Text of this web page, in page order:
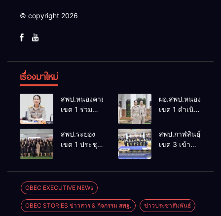
© copyright 2026
เรื่องมาใหม่
สพป.หนองคาย
เขต 1 ร่วม
กรรมการส่ง
เสริม
สวัสดิการและ
และบุคลากร
ทางการศึกษา
จังหวัด
หนองคาย
ครั้งที่ 7/2569
ผอ.สพป.หนองคาย
เขต 1 ดำเนิน
เสาธง เคารพ
ธงชาติ สวด
ปฏิญญาเขต
ขึ้นใจ”
สพป.ระยอง
เขต 1 ประชุม
อังกฤษ มุ่งยก
ระดับ
สมรรถนะผู้
สพป.กาฬสินธุ์
เขต 3 เข้า
ข่ายความร่วม
OBEC EXECUTIVE NEWs
OBEC STORIES ข่าวสาร & กิจกรรม สพฐ. ข่าวประชาสัมพันธ์